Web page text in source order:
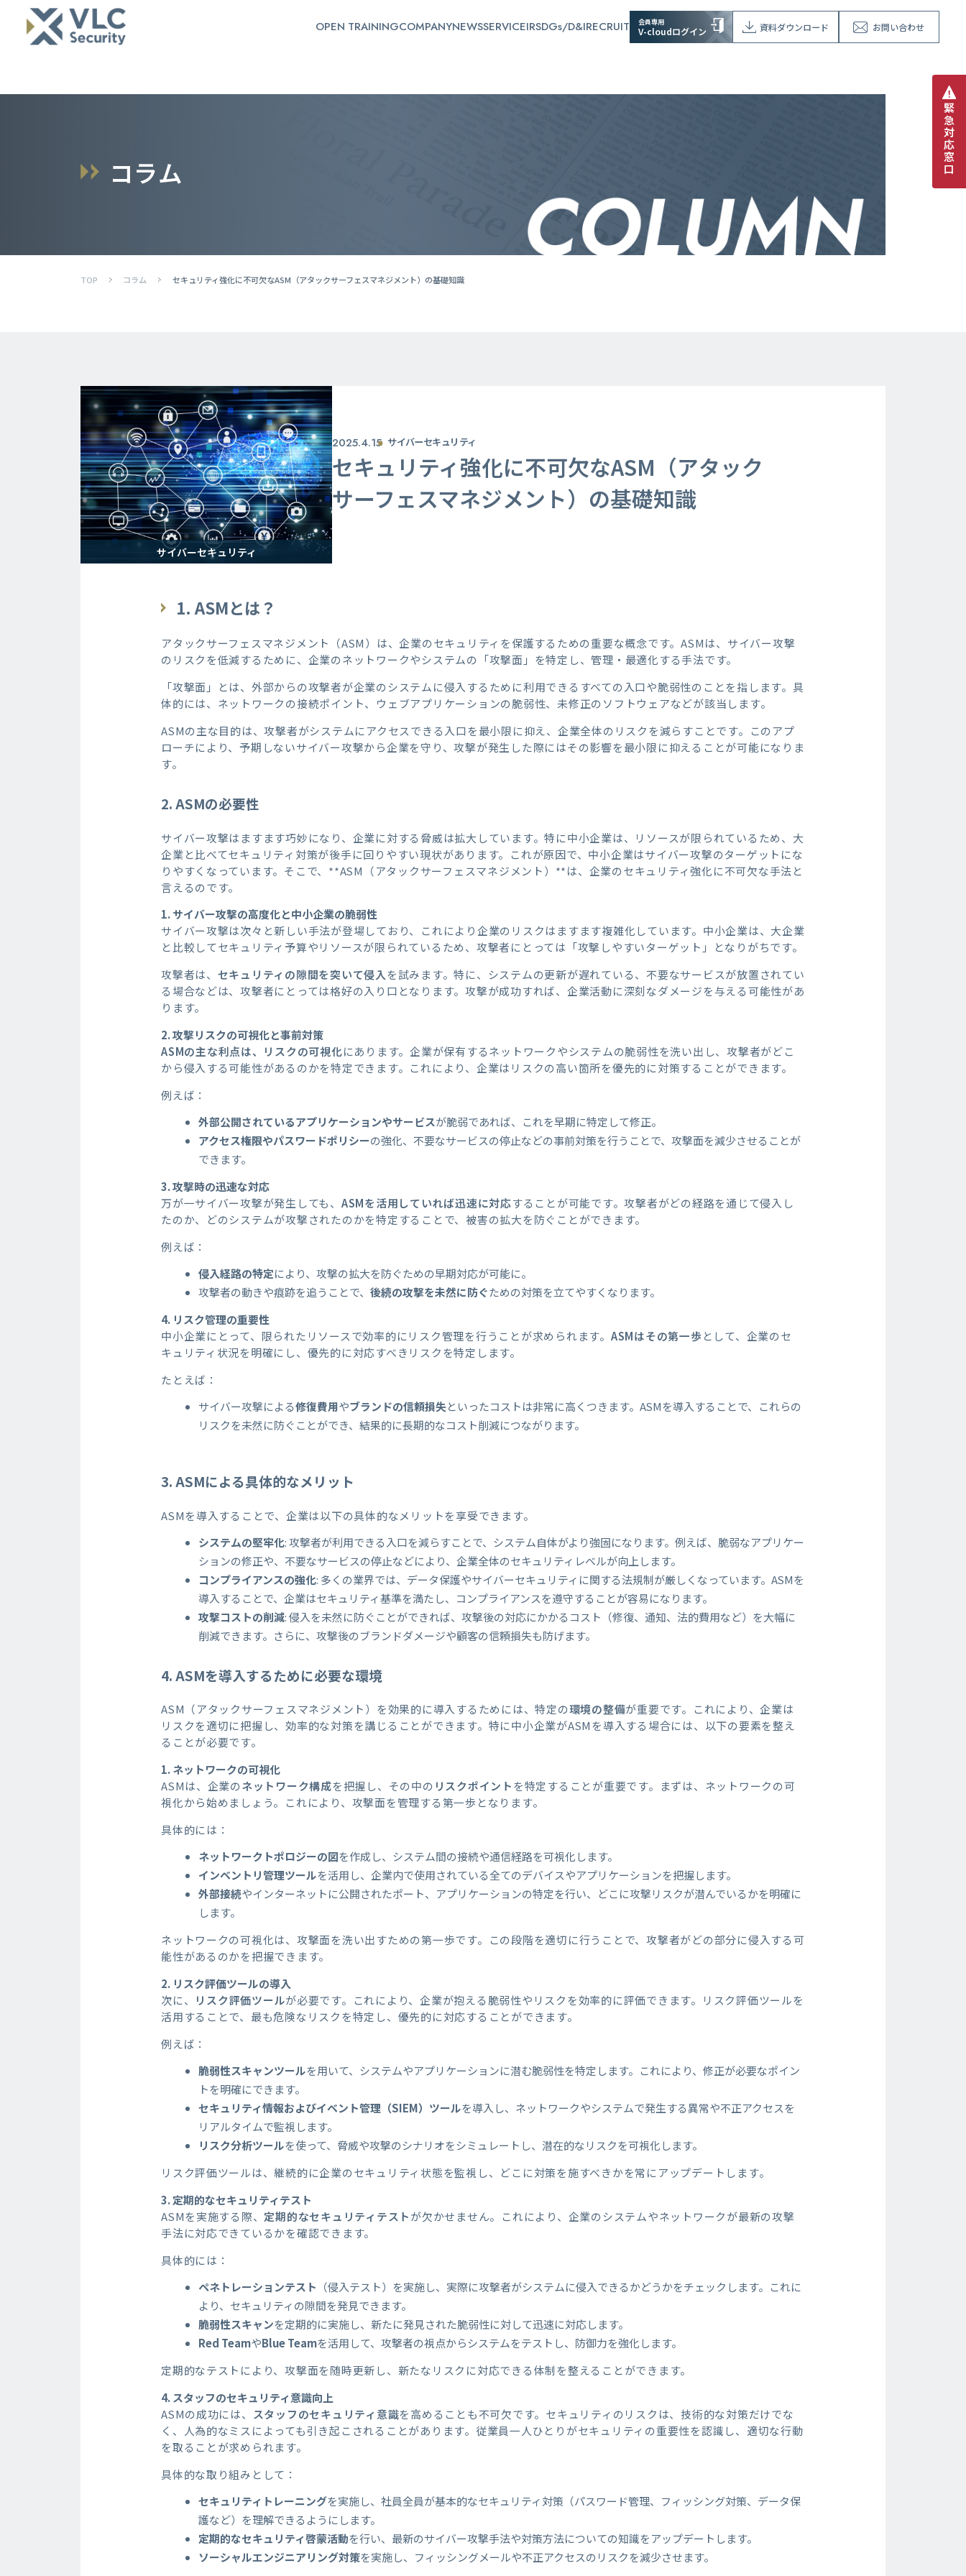
OPEN TRAININGCOMPANYNEWSSERVICEIRSDGs/D&IRECRUIT 会員専用
V-cloudログイン 資料ダウンロード お問い合わせ
緊
急
対
応
窓
口
コラム
TOP コラム セキュリティ強化に不可欠なASM（アタックサーフェスマネジメント）の基礎知識
サイバーセキュリティ
2025.4.15 サイバーセキュリティ
セキュリティ強化に不可欠なASM（アタック
サーフェスマネジメント）の基礎知識
1. ASMとは？
アタックサーフェスマネジメント（ASM）は、企業のセキュリティを保護するための重要な概念です。ASMは、サイバー攻撃
のリスクを低減するために、企業のネットワークやシステムの「攻撃面」を特定し、管理・最適化する手法です。
「攻撃面」とは、外部からの攻撃者が企業のシステムに侵入するために利用できるすべての入口や脆弱性のことを指します。具
体的には、ネットワークの接続ポイント、ウェブアプリケーションの脆弱性、未修正のソフトウェアなどが該当します。
ASMの主な目的は、攻撃者がシステムにアクセスできる入口を最小限に抑え、企業全体のリスクを減らすことです。このアプ
ローチにより、予期しないサイバー攻撃から企業を守り、攻撃が発生した際にはその影響を最小限に抑えることが可能になりま
す。
2. ASMの必要性
サイバー攻撃はますます巧妙になり、企業に対する脅威は拡大しています。特に中小企業は、リソースが限られているため、大
企業と比べてセキュリティ対策が後手に回りやすい現状があります。これが原因で、中小企業はサイバー攻撃のターゲットにな
りやすくなっています。そこで、**ASM（アタックサーフェスマネジメント）**は、企業のセキュリティ強化に不可欠な手法と
言えるのです。
1.サイバー攻撃の高度化と中小企業の脆弱性
サイバー攻撃は次々と新しい手法が登場しており、これにより企業のリスクはますます複雑化しています。中小企業は、大企業
と比較してセキュリティ予算やリソースが限られているため、攻撃者にとっては「攻撃しやすいターゲット」となりがちです。
攻撃者は、 セキュリティの隙間を突いて侵入を試みます。特に、システムの更新が遅れている、不要なサービスが放置されてい
る場合などは、攻撃者にとっては格好の入り口となります。攻撃が成功すれば、企業活動に深刻なダメージを与える可能性があ
ります。
2.攻撃リスクの可視化と事前対策
ASMの主な利点は、リスクの可視化にあります。企業が保有するネットワークやシステムの脆弱性を洗い出し、攻撃者がどこ
から侵入する可能性があるのかを特定できます。これにより、企業はリスクの高い箇所を優先的に対策することができます。
例えば：
外部公開されているアプリケーションやサービスが脆弱であれば、これを早期に特定して修正。
アクセス権限やパスワードポリシーの強化、不要なサービスの停止などの事前対策を行うことで、攻撃面を減少させることが
できます。
3.攻撃時の迅速な対応
万が一サイバー攻撃が発生しても、 ASMを活用していれば迅速に対応することが可能です。攻撃者がどの経路を通じて侵入し
たのか、どのシステムが攻撃されたのかを特定することで、被害の拡大を防ぐことができます。
例えば：
侵入経路の特定により、攻撃の拡大を防ぐための早期対応が可能に。
攻撃者の動きや痕跡を追うことで、後続の攻撃を未然に防ぐための対策を立てやすくなります。
4. リスク管理の重要性
中小企業にとって、限られたリソースで効率的にリスク管理を行うことが求められます。 ASMはその第一歩として、企業のセ
キュリティ状況を明確にし、優先的に対応すべきリスクを特定します。
たとえば：
サイバー攻撃による修復費用やブランドの信頼損失といったコストは非常に高くつきます。ASMを導入することで、これらの
リスクを未然に防ぐことができ、結果的に長期的なコスト削減につながります。
3. ASMによる具体的なメリット
ASMを導入することで、企業は以下の具体的なメリットを享受できます。
システムの堅牢化: 攻撃者が利用できる入口を減らすことで、システム自体がより強固になります。例えば、脆弱なアプリケー
ションの修正や、不要なサービスの停止などにより、企業全体のセキュリティレベルが向上します。
コンプライアンスの強化: 多くの業界では、データ保護やサイバーセキュリティに関する法規制が厳しくなっています。ASMを
導入することで、企業はセキュリティ基準を満たし、コンプライアンスを遵守することが容易になります。
攻撃コストの削減: 侵入を未然に防ぐことができれば、攻撃後の対応にかかるコスト（修復、通知、法的費用など）を大幅に
削減できます。さらに、攻撃後のブランドダメージや顧客の信頼損失も防げます。
4. ASMを導入するために必要な環境
ASM（アタックサーフェスマネジメント）を効果的に導入するためには、特定の環境の整備が重要です。これにより、企業は
リスクを適切に把握し、効率的な対策を講じることができます。特に中小企業がASMを導入する場合には、以下の要素を整え
ることが必要です。
1.ネットワークの可視化
ASMは、企業のネットワーク構成を把握し、その中の リスクポイントを特定することが重要です。まずは、ネットワークの可
視化から始めましょう。これにより、攻撃面を管理する第一歩となります。
具体的には：
ネットワークトポロジーの図を作成し、システム間の接続や通信経路を可視化します。
インベントリ管理ツールを活用し、企業内で使用されている全てのデバイスやアプリケーションを把握します。
外部接続やインターネットに公開されたポート、アプリケーションの特定を行い、どこに攻撃リスクが潜んでいるかを明確に
します。
ネットワークの可視化は、攻撃面を洗い出すための第一歩です。この段階を適切に行うことで、攻撃者がどの部分に侵入する可
能性があるのかを把握できます。
2. リスク評価ツールの導入
次に、
リスク評価ツールが必要です。これにより、企業が抱える脆弱性やリスクを効率的に評価できます。リスク評価ツールを
活用することで、最も危険なリスクを特定し、優先的に対応することができます。
例えば：
脆弱性スキャンツールを用いて、システムやアプリケーションに潜む脆弱性を特定します。これにより、修正が必要なポイン
トを明確にできます。
セキュリティ情報およびイベント管理（SIEM）ツールを導入し、ネットワークやシステムで発生する異常や不正アクセスを
リアルタイムで監視します。
リスク分析ツールを使って、脅威や攻撃のシナリオをシミュレートし、潜在的なリスクを可視化します。
リスク評価ツールは、継続的に企業のセキュリティ状態を監視し、どこに対策を施すべきかを常にアップデートします。
3.定期的なセキュリティテスト
ASMを実施する際、 定期的なセキュリティテストが欠かせません。これにより、企業のシステムやネットワークが最新の攻撃
手法に対応できているかを確認できます。
具体的には：
ペネトレーションテスト （侵入テスト）を実施し、実際に攻撃者がシステムに侵入できるかどうかをチェックします。これに
より、セキュリティの隙間を発見できます。
脆弱性スキャンを定期的に実施し、新たに発見された脆弱性に対して迅速に対応します。
Red TeamやBlue Teamを活用して、攻撃者の視点からシステムをテストし、防御力を強化します。
定期的なテストにより、攻撃面を随時更新し、新たなリスクに対応できる体制を整えることができます。
4.スタッフのセキュリティ意識向上
ASMの成功には、
スタッフのセキュリティ意識を高めることも不可欠です。セキュリティのリスクは、技術的な対策だけでな
く、人為的なミスによっても引き起こされることがあります。従業員一人ひとりがセキュリティの重要性を認識し、適切な行動
を取ることが求められます。
具体的な取り組みとして：
セキュリティトレーニングを実施し、社員全員が基本的なセキュリティ対策（パスワード管理、フィッシング対策、データ保
護など）を理解できるようにします。
定期的なセキュリティ啓蒙活動を行い、最新のサイバー攻撃手法や対策方法についての知識をアップデートします。
ソーシャルエンジニアリング対策を実施し、フィッシングメールや不正アクセスのリスクを減少させます。